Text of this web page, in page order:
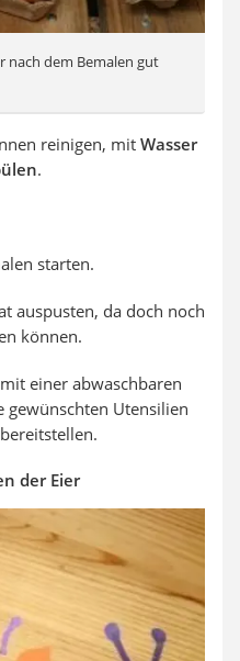
nach dem Bemalen gut
reinigen, mitWasser
.
starten.
auspusten, da doch noch
können.
einer abwaschbaren
gewünschten Utensilien
der Eier